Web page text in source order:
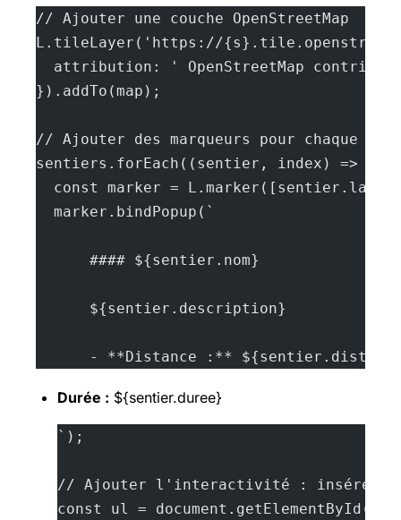
// Ajouter une couche OpenStreetMap
L.tileLayer('https://
attribution: ' OpenStreetMap
}).addTo(map);
// Ajouter des marqueurs pour chaque
sentiers.forEach((sentier, index) => {
const marker =
  marker.bindPopup(`
      #### ${sentier.nom}
      ${sentier.description}
- **Distance :**
Durée : ${sentier.duree}
`);
// Ajouter l'interactivité : insérer
const ul =